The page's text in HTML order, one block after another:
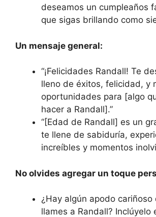
deseamos un cumpleaños
que sigas brillando como
Un mensaje general:
“¡Felicidades Randall! Te
lleno de éxitos, felicidad, y
oportunidades para [algo
hacer a Randall].”
“[Edad de Randall] es un
te llene de sabiduría,
increíbles y momentos
No olvides agregar un toque
¿Hay algún apodo cariñoso
llames a Randall? Inclúyelo